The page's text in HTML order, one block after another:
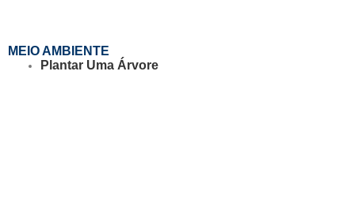
MEIO AMBIENTE
Plantar Uma Árvore